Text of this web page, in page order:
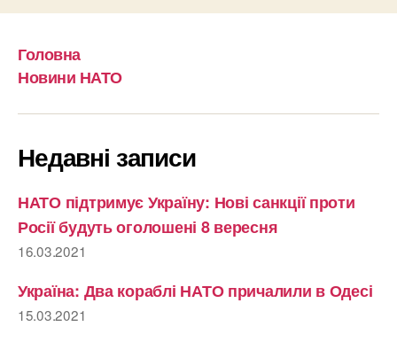
Головна
Новини НАТО
Недавні записи
НАТО підтримує Україну: Нові санкції проти
Росії будуть оголошені 8 вересня
16.03.2021
Україна: Два кораблі НАТО причалили в Одесі
15.03.2021